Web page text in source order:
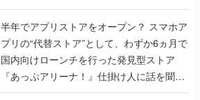
うこだわりをプロデューサーに聞いた
半年でアプリストアをオープン？ スマホア
プリの“代替ストア”として、わずか6ヵ月で
国内向けローンチを行った発見型ストア
『あっぷアリーナ！』仕掛け人に話を聞い
てみた